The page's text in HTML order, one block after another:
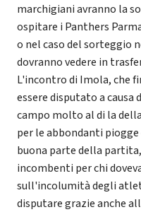
marchigiani avranno la
ospitare i Panthers
o nel caso del sorteggio
dovranno vedere in
L'incontro di Imola, che
essere disputato a causa
campo molto al di la
per le abbondanti
buona parte della
incombenti per chi
sull'incolumità degli
disputare grazie anche